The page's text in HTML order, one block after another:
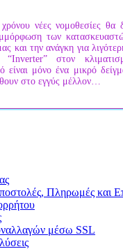
νέες νομοθεσίες θα
των
και την ανάγκη για
στον
είναι μόνο ένα μικρό
στο εγγύς μέλλον…
Πληρωμές και
μέσω SSL